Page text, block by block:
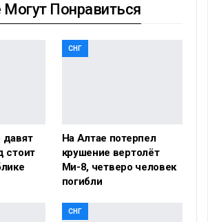
Понравиться
давят
стоит
СНГ
На Алтае потерпел
крушение вертолёт
Ми-8, четверо человек
погибли
СНГ